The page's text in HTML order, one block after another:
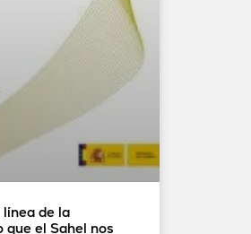
de la
que el Sahel nos